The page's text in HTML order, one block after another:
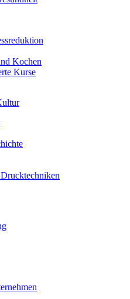
Kochen
Kurse